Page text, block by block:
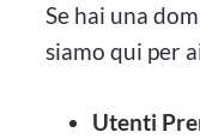
Se hai una
siamo qui per
Utenti